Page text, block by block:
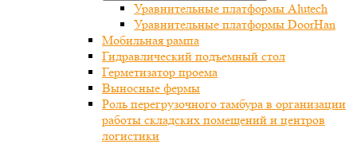
Уравнительные платформы Alutech
Уравнительные платформы DoorHan
Мобильная рампа
Гидравлический подъемный стол
Герметизатор проема
Выносные фермы
Роль перегрузочного тамбура в организации
работы складских помещений и центров
логистики